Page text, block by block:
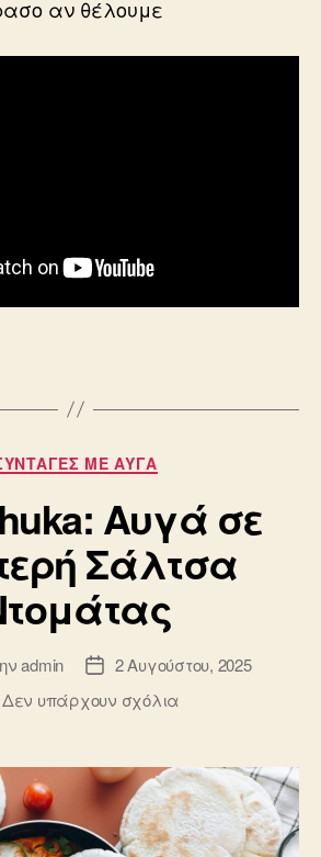
αν θέλουμε
Κατηγορίες
ΜΕ ΑΥΓΆ
Αυγά σε
Σάλτσα
admin
Ημ.
δημοσίευσης
2 Αυγούστου, 2025
Δεν υπάρχουν σχόλια
σε
Καυτερή
Σάλτσα
Ντομάτας